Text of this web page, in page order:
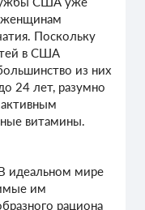
женщинам
Поскольку
в США
из них
24 лет, разумно
витамины.
идеальном мире
им
рациона